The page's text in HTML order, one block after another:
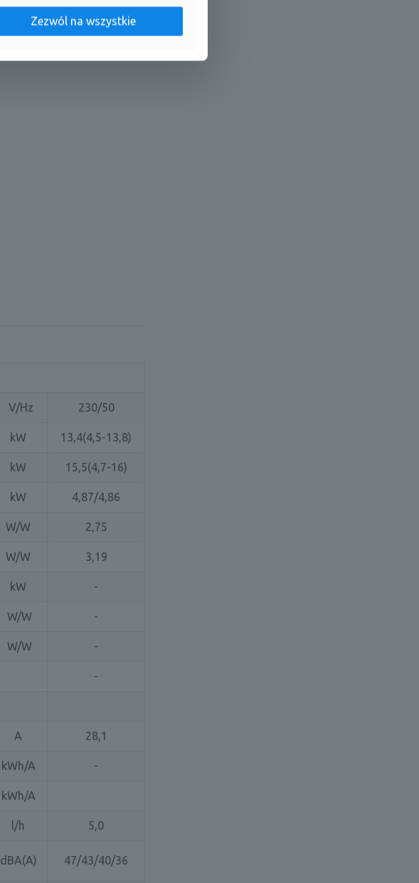
V/Hz 230/50
kW 13,4(4,5-13,8)
kW 15,5(4,7-16)
kW 4,87/4,86
W/W 2,75
W/W 3,19
kW -
W/W -
W/W -
-
A 28,1
kWh/A -
kWh/A
l/h 5,0
dBA(A) 47/43/40/36
Zezwól na wszystkie